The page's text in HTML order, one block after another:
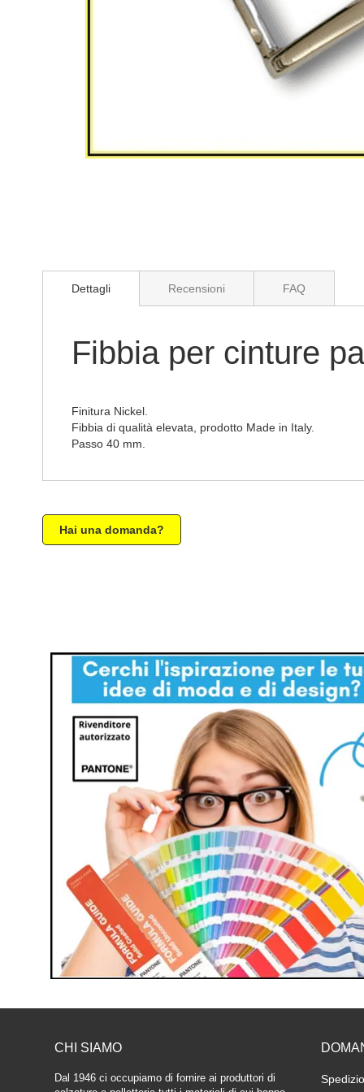
immaginiDettagli
Fibbia per cinture
Finitura Nickel.
Fibbia di qualità elevata, prodotto Made in Italy.
Passo 40 mm.
Recensioni FAQ
Hai una domanda?
CHI SIAMO
Dal 1946 ci occupiamo di fornire ai produttori di